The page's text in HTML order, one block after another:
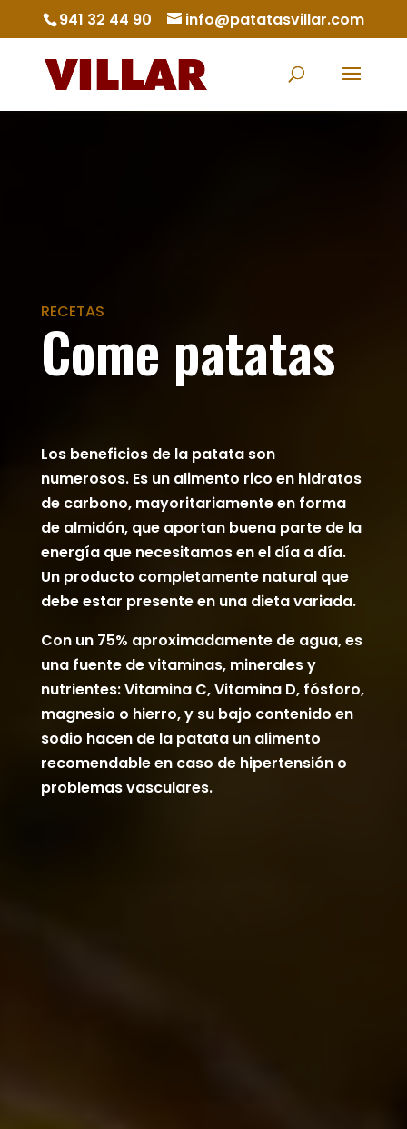
941 32 44 90 info@patatasvillar.com
RECETAS
Come patatas
Los beneficios de la patata son
numerosos. Es un alimento rico en hidratos
de carbono, mayoritariamente en forma
de almidón, que aportan buena parte de la
energía que necesitamos en el día a día.
Un producto completamente natural que
debe estar presente en una dieta variada.
Con un 75% aproximadamente de agua, es
una fuente de vitaminas, minerales y
nutrientes: Vitamina C, Vitamina D, fósforo,
magnesio o hierro, y su bajo contenido en
sodio hacen de la patata un alimento
recomendable en caso de hipertensión o
problemas vasculares.